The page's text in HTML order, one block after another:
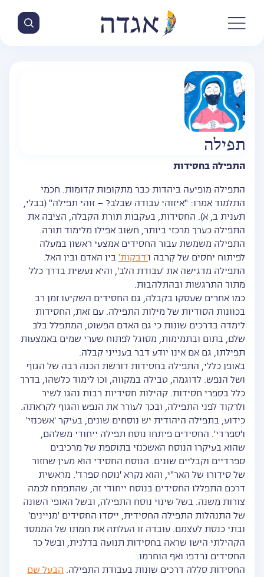
תפילה
התפילה בחסידות
התפילה מופיעה ביהדות כבר מתקופות קדומות. חכמי
התלמוד אמרו: "איזוהי עבודה שבלב? – זוהי תפילה" (בבלי,
תענית ב, א). החסידות, בעקבות תורת הקבלה, הציבה את
התפילה כערך מרכזי ביותר, חשוב אפילו מלימוד תורה.
התפילה משמשת עבור החסידים אמצעי ראשון במעלה
לפיתוח יחסים של קִרבה ו'דבקות' בין האדם ובין האל.
התפילה מדגישה את 'עבודת הלב', והיא נעשית בדרך כלל
מתוך התרגשות ובהתלהבות.
כמו אחרים שעסקו בקבלה, גם החסידים השקיעו זמן רב
בכוונות הסודיות של מילות התפילה. עם זאת, החסידות
לימדה בדרכים שונות כי גם האדם הפשוט, המתפלל בלב
שלם, בתום ובתמימות, מסוגל לפתוח שערי שמים באמצעות
תפילתו, גם אם אינו יודע דבר בענייני קבלה.
באופן כללי, התפילה בחסידות דורשת הכנה רבה של הגוף
ושל הנפש. לדוגמה, טבילה במקווה, וכן לימוד כלשהו, בדרך
כלל בספרי חסידות. קהילות חסידיות רבות נהגו לשיר
ולרקוד לפני התפילה, ובכך לעורר את הנפש והגוף לקראתה.
כידוע, בתפילה היהודית יש נוסחים שונים, בעיקר 'אשכנזי'
ו'ספרדי'. החסידים פיתחו נוסח תפילה ייחודי משלהם,
שהוא בעיקרו הנוסח האשכנזי בתוספת של מרכיבים
ספרדיים וקבליים שונים. הנוסח החסידי הוא מעין שחזור
של סידורו של האר"י, והוא נקרא 'נוסח ספרד'. מראשית
דרכם התפללו החסידים בנוסח ייחודי זה, שהתפתח לכמה
צורות מִשנה. בשל שינוי נוסח התפילה, ובשל האופי השונה
של התנהלות התפילה החסידית, ייסדו החסידים 'מניינים'
ובתי כנסת לעצמם. עובדה זו העלתה את חמתו של הממסד
הקהילתי הישן שראה בחסידות תנועה בדלנית, ובשל כך
החסידים נרדפו ואף הוחרמו.
החסידות סללה דרכים שונות בעבודת התפילה. הבעל שם